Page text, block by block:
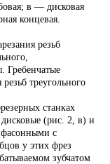
в — дисковая
концевая.
резьб
Гребенчатые
треугольного
станках
(рис. 2, в) и
фасонными с
у этих фрез
зубчатом